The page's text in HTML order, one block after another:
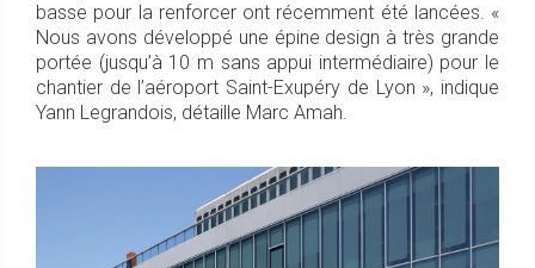
basse pour la renforcer ont récemment été lancées. «
Nous avons développé une épine design à très grande
portée (jusqu’à 10 m sans appui intermédiaire) pour le
chantier de l’aéroport Saint-Exupéry de Lyon », indique
Yann Legrandois, détaille Marc Amah.